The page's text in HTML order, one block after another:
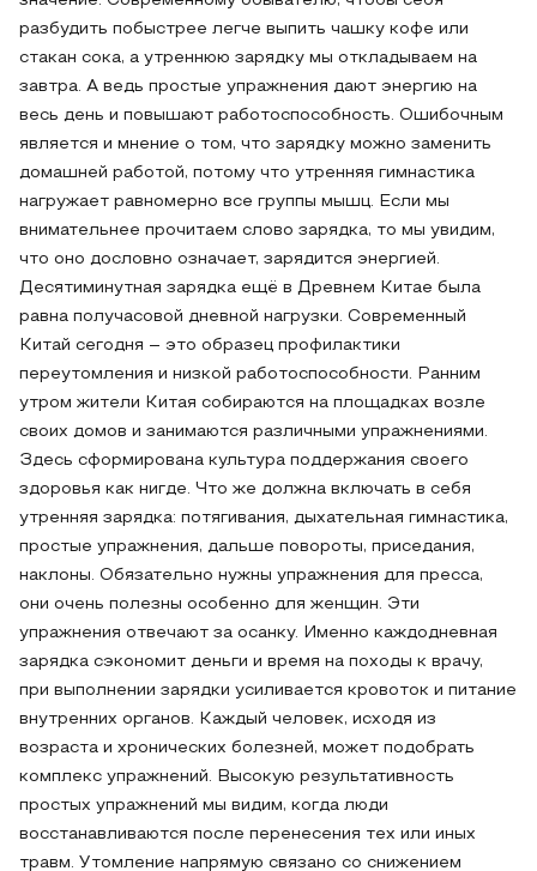
разбудить побыстрее легче выпить чашку кофе или
стакан сока, а утреннюю зарядку мы откладываем на
завтра. А ведь простые упражнения дают энергию на
весь день и повышают работоспособность. Ошибочным
является и мнение о том, что зарядку можно заменить
домашней работой, потому что утренняя гимнастика
нагружает равномерно все группы мышц. Если мы
внимательнее прочитаем слово зарядка, то мы увидим,
что оно дословно означает, зарядится энергией.
Десятиминутная зарядка ещё в Древнем Китае была
равна получасовой дневной нагрузки. Современный
Китай сегодня – это образец профилактики
переутомления и низкой работоспособности. Ранним
утром жители Китая собираются на площадках возле
своих домов и занимаются различными упражнениями.
Здесь сформирована культура поддержания своего
здоровья как нигде. Что же должна включать в себя
утренняя зарядка: потягивания, дыхательная гимнастика,
простые упражнения, дальше повороты, приседания,
наклоны. Обязательно нужны упражнения для пресса,
они очень полезны особенно для женщин. Эти
упражнения отвечают за осанку. Именно каждодневная
зарядка сэкономит деньги и время на походы к врачу,
при выполнении зарядки усиливается кровоток и питание
внутренних органов. Каждый человек, исходя из
возраста и хронических болезней, может подобрать
комплекс упражнений. Высокую результативность
простых упражнений мы видим, когда люди
восстанавливаются после перенесения тех или иных
травм. Утомление напрямую связано со снижением